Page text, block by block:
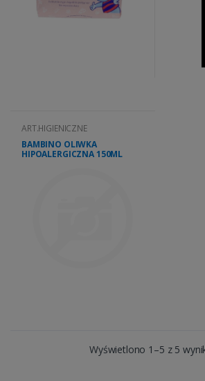
ART.HIGIENICZNE
BAMBINO OLIWKA
HIPOALERGICZNA 150ML
Wyświetlono 1–5 z 5